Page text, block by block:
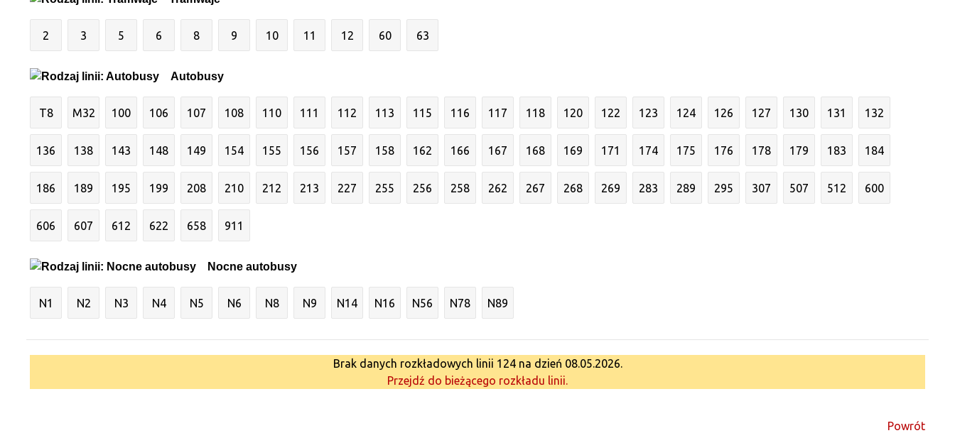
2 3 5 6 8 9 10 11 12 60 63
Autobusy
T8 M32 100 106 107 108 110 111 112 113 115 116 117 118 120 122 123 124 126 127 130 131 132
136 138 143 148 149 154 155 156 157 158 162 166 167 168 169 171 174 175 176 178 179 183 184
186 189 195 199 208 210 212 213 227 255 256 258 262 267 268 269 283 289 295 307 507 512 600
606 607 612 622 658 911
Nocne autobusy
N1 N2 N3 N4 N5 N6 N8 N9 N14 N16 N56 N78 N89
Brak danych rozkładowych linii 124 na dzień 08.05.2026.
Przejdź do bieżącego rozkładu linii.
Powrót